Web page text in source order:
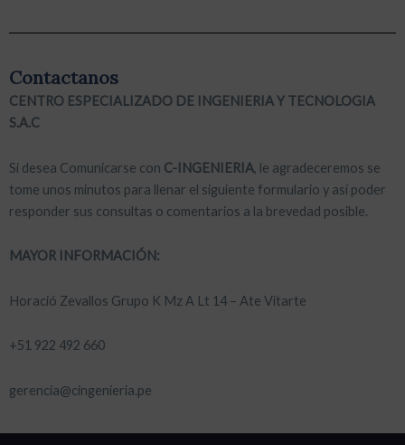
i
o
Contactanos
CENTRO ESPECIALIZADO DE INGENIERIA Y TECNOLOGIA
S.A.C
Si desea Comunicarse con C-INGENIERIA, le agradeceremos se
tome unos minutos para llenar el siguiente formulario y así poder
responder sus consultas o comentarios a la brevedad posible.
MAYOR INFORMACIÓN:
Horació Zevallos Grupo K Mz A Lt 14 – Ate Vitarte
+51 922 492 660
gerencia@cingenieria.pe